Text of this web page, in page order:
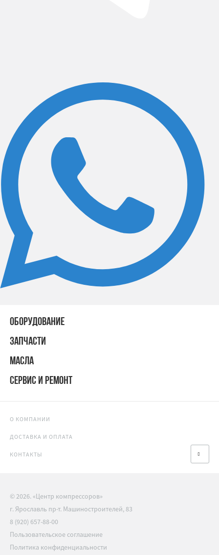
ОБОРУДОВАНИЕ
ЗАПЧАСТИ
МАСЛА
СЕРВИС И РЕМОНТ
О КОМПАНИИ
ДОСТАВКА И ОПЛАТА
КОНТАКТЫ
© 2026. «Центр компрессоров»
г. Ярославль пр-т. Машиностроителей, 83
8 (920) 657-88-00
Пользовательское соглашение
Политика конфиденциальности